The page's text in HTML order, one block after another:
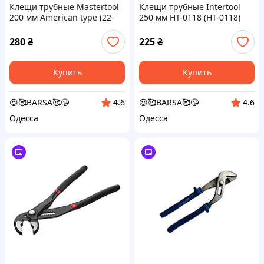
Клещи трубные Mastertool
200 мм American type (22-
280₴
Купить
😍🥰BARSA🥰😘
4.6
Одесса
Клещи трубные Intertool
250 мм HT-0118 (HT-0118)
225₴
Купить
😍🥰BARSA🥰😘
4.6
Одесса